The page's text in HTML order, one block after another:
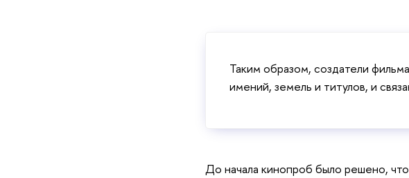
Таким образом, создатели
имений, земель и титулов, и
До начала кинопроб было решено,